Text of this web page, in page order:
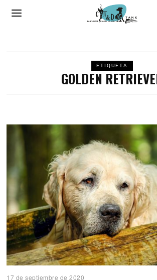
ETIQUETA
GOLDEN
17 de septiembre de 2020